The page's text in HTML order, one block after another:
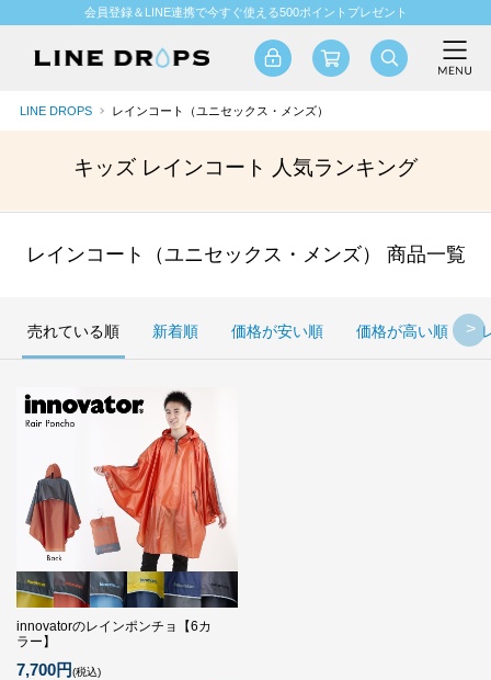
会員登録＆LINE連携で今すぐ使える500ポイントプレゼント
LINE DROPS レインコート（ユニセックス・メンズ）
キッズ レインコート 人気ランキング
レインコート（ユニセックス・メンズ） 商品一覧
売れている順 新着順 価格が安い順 価格が高い順
innovatorのレインポンチョ【6カ
ラー】
7,700円(税込)